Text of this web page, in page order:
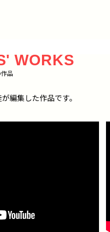
WORKS
品
編集した作品です。